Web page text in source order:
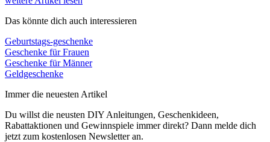
Das könnte dich auch interessieren
Geburtstags-geschenke
Geschenke für Frauen
Geschenke für Männer
Geldgeschenke
Immer die neuesten Artikel
Du willst die neusten DIY Anleitungen, Geschenkideen,
Rabattaktionen und Gewinnspiele immer direkt? Dann melde dich
jetzt zum kostenlosen Newsletter an.